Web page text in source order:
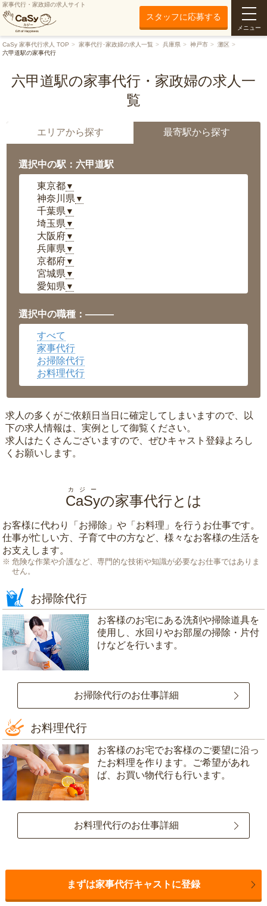
家事代行・家政婦の求人サイト
スタッフに応募する
メニュー
CaSy 家事代行求人 TOP 家事代行･家政婦の求人一覧 兵庫県 神戸市
灘区
六甲道駅の家事代行
六甲道駅の家事代行・家政婦の求人一
覧
エリアから探す 最寄駅から探す
選択中の駅：六甲道駅
東京都▼
神奈川県 ▼
千葉県 ▼
埼玉県 ▼
大阪府▼
兵庫県 ▼
京都府▼
宮城県 ▼
愛知県 ▼
岡山県▼
広島県▼
沖縄県
選択中の職種：———
すべて
家事代行
お掃除代行
お料理代行
求人の多くがご依頼日当日に確定してしまいますので、以
下の求人情報は、実例として御覧ください。
求人はたくさんございますので、ぜひキャスト登録よろし
くお願いします。
CaSy
カジー
の家事代行とは
お客様に代わり「 お掃除 」や「 お料理 」を行うお仕事です。
仕事が忙しい方、子育て中の方など、様々なお客様の生活を
お支えします。
危険な作業や介護など、専門的な技術や知識が必要なお仕事ではありま
せん。
お掃除代行
お客様のお宅にある洗剤や掃除道具を
使用し、水回りやお部屋の掃除・片付
けなどを行います。
お掃除代行のお仕事詳細
お料理代行
お客様のお宅でお客様のご要望に沿っ
たお料理を作ります。ご希望があれ
ば、お買い物代行も行います。
お料理代行のお仕事詳細
まずは家事代行キャストに登録